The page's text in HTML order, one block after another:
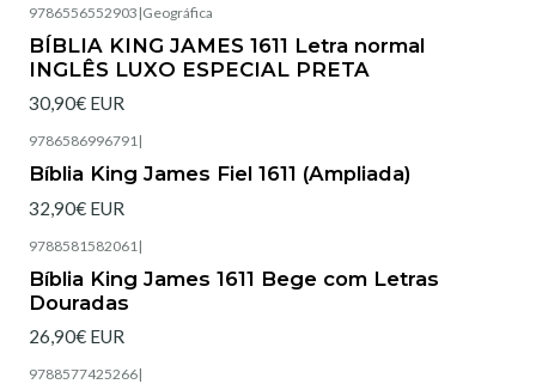
9786556552903 |Geográfica
BÍBLIA KING JAMES 1611 Letra normal
INGLÊS LUXO ESPECIAL PRETA
30,90€ EUR
9786586996791|
Bíblia King James Fiel 1611 (Ampliada)
32,90€ EUR
9788581582061 |
Bíblia King James 1611 Bege com Letras
Douradas
26,90€ EUR
9788577425266|